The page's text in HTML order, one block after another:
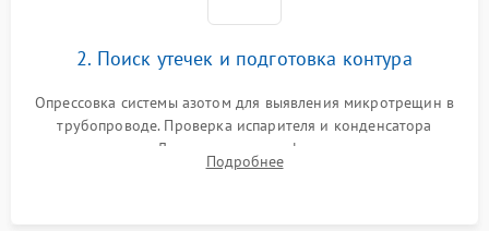
2. Поиск утечек и подготовка контура
Опрессовка системы азотом для выявления микротрещин в
трубопроводе. Проверка испарителя и конденсатора
течеискателем. Демонтаж старого фильтра-осушителя и
продувка капиллярной трубки для устранения засоров.
Подробнее